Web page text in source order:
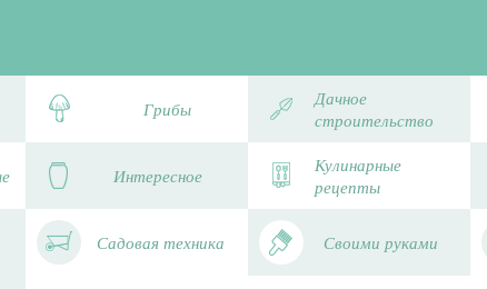
Грибы
Дачное
строительство
Интересное
Кулинарные
рецепты
Садовая техника Своими руками